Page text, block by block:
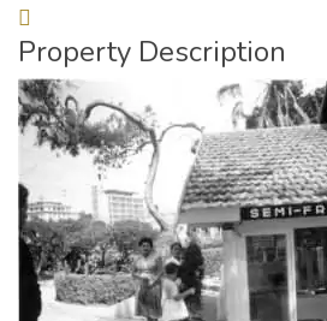
Property Description